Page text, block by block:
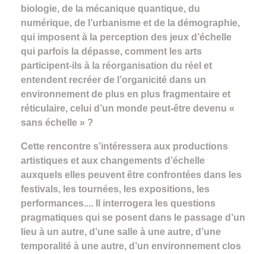
biologie, de la mécanique quantique, du
numérique, de l’urbanisme et de la démographie,
qui imposent à la perception des jeux d’échelle
qui parfois la dépasse, comment les arts
participent-ils à la réorganisation du réel et
entendent recréer de l’organicité dans un
environnement de plus en plus fragmentaire et
réticulaire, celui d’un monde peut-être devenu «
sans échelle » ?
Cette rencontre s’intéressera aux productions
artistiques et aux changements d’échelle
auxquels elles peuvent être confrontées dans les
festivals, les tournées, les expositions, les
performances.... Il interrogera les questions
pragmatiques qui se posent dans le passage d’un
lieu à un autre, d’une salle à une autre, d’une
temporalité à une autre, d’un environnement clos